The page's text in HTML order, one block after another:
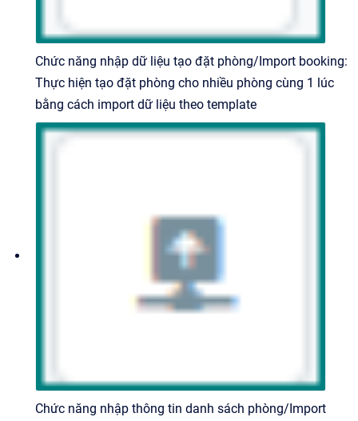
Chức năng nhập dữ liệu tạo đặt phòng/Import booking:
Thực hiện tạo đặt phòng cho nhiều phòng cùng 1 lúc
bằng cách import dữ liệu theo template
Chức năng nhập thông tin danh sách phòng/Import